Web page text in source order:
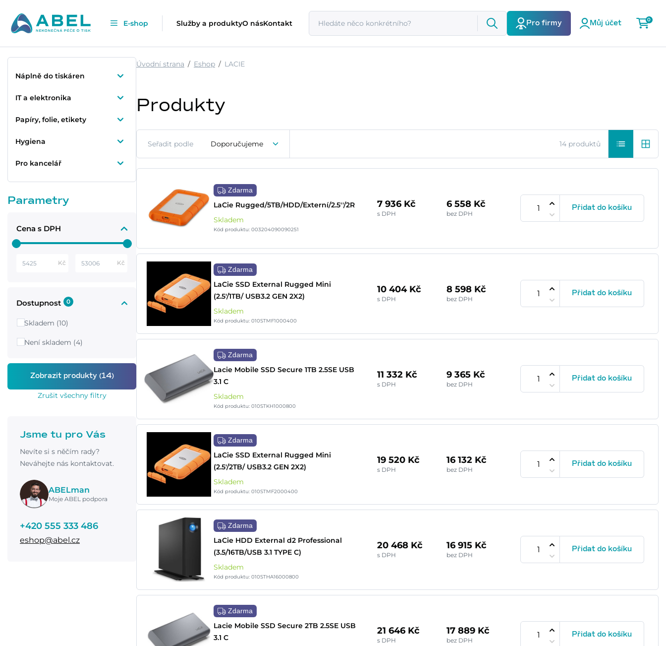
E-shop Služby a produktyO násKontakt Pro firmy Můj účet
0
Náplně do tiskáren
IT a elektronika
Papíry, folie, etikety
Hygiena
Pro kancelář
Parametry
Cena s DPH
Kč Kč
Dostupnost 0
Skladem (10)
Není skladem (4)
Zrušit všechny filtry
Jsme tu pro Vás
Nevíte si s něčím rady?
Neváhejte nás kontaktovat.
ABELman
Moje ABEL podpora
+420 555 333 486
eshop@abel.cz
Úvodní strana Eshop LACIE
Produkty
Seřadit podle Doporučujeme 14 produktů
Zdarma
LaCie Rugged/5TB/HDD/Externí/2.5''/2R
Skladem
Kód produktu: 003204090090251
7 936 Kč
s DPH
6 558 Kč
bez DPH
Přidat do košíku
Zdarma
LaCie SSD External Rugged Mini
(2.5'/1TB/ USB3.2 GEN 2X2)
Skladem
Kód produktu: 010STMF1000400
10 404 Kč
s DPH
8 598 Kč
bez DPH
Přidat do košíku
Zdarma
Lacie Mobile SSD Secure 1TB 2.5SE USB
3.1 C
Skladem
Kód produktu: 010STKH1000800
11 332 Kč
s DPH
9 365 Kč
bez DPH
Přidat do košíku
Zdarma
LaCie SSD External Rugged Mini
(2.5'/2TB/ USB3.2 GEN 2X2)
Skladem
Kód produktu: 010STMF2000400
19 520 Kč
s DPH
16 132 Kč
bez DPH
Přidat do košíku
Zdarma
LaCie HDD External d2 Professional
(3.5/16TB/USB 3.1 TYPE C)
Skladem
Kód produktu: 010STHA16000800
20 468 Kč
s DPH
16 915 Kč
bez DPH
Přidat do košíku
Zdarma
Lacie Mobile SSD Secure 2TB 2.5SE USB
3.1 C
21 646 Kč
s DPH
17 889 Kč
bez DPH
Přidat do košíku